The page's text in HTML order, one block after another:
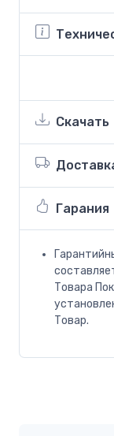
Скачать
Гарания
Товара
Товар.